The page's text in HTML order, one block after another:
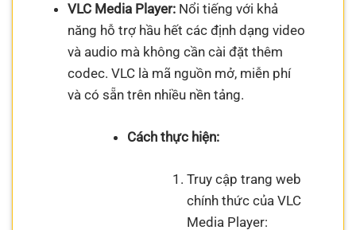
VLC Media Player:Nổi tiếng với khả
năng hỗ trợ hầu hết các định dạng video
và audio mà không cần cài đặt thêm
codec. VLC là mã nguồn mở, miễn phí
và có sẵn trên nhiều nền tảng.
Cách thực hiện:
Truy cập trang web
chính thức của VLC
Media Player: